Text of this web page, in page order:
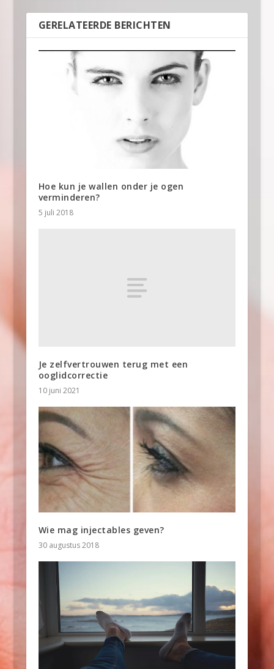
GERELATEERDE BERICHTEN
Hoe kun je wallen onder je ogen
verminderen?
5 juli 2018
Je zelfvertrouwen terug met een
ooglidcorrectie
10 juni 2021
Wie mag injectables geven?
30 augustus 2018